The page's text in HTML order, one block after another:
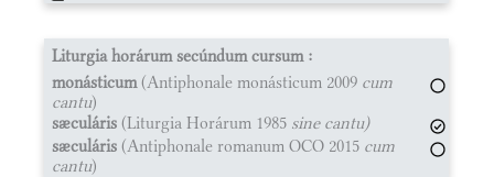
Liturgia horárum secúndum cursum :
monásticum(Antiphonale monásticum 2009 cum
cantu)
sæculáris (Liturgia Horárum 1985 sine cantu)
sæculáris (Antiphonale romanum OCO 2015 cum
cantu)